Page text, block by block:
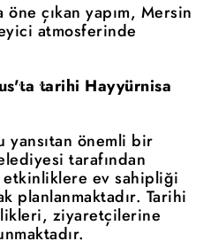
çıkan yapım, Mersin
atmosferinde
tarihi Hayyürnisa
yansıtan önemli bir
tarafından
ev sahipliği
planlanmaktadır. Tarihi
ziyaretçilerine